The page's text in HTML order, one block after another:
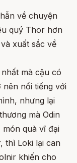
về chuyện
quý Thor hơn
xuất sắc về
mà cậu có
nên nổi tiếng với
nhưng lại
mà Odin
món quà vĩ đại
thì Loki lại can
khiến cho